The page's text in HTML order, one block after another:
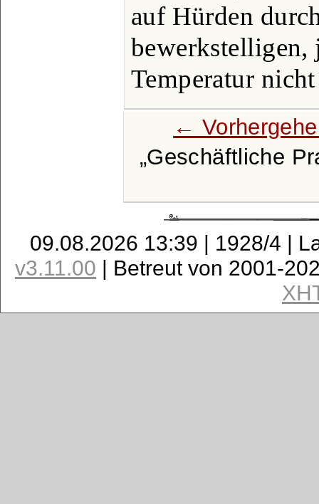
auf Hürden
bewerkstelligen,
Temperatur
←
Geschäftliche
09.08.2026 13:39 | 1928/4 |
v3.11.00 | Betreut von 2001-